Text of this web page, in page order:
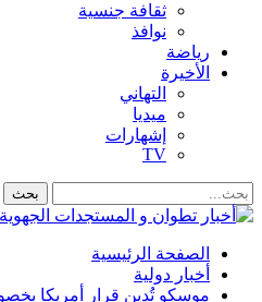
ثقافة جنسية
نوافذ
رياضة
الأخيرة
التهاني
ميديا
إشهارات
TV
الصفحة الرئيسية
أخبار دولية
موسكو تُدين قرار أمريكا